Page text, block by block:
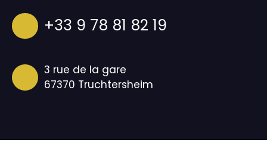
+33 9 78 81 82 19
3 rue de la gare
67370 Truchtersheim